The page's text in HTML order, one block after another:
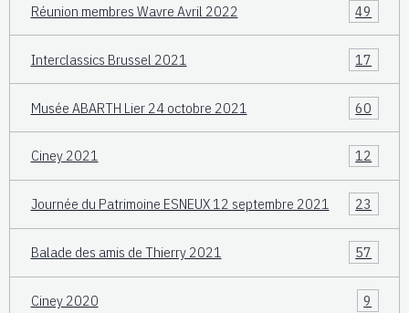
Réunion membres Wavre Avril 2022 49
Interclassics Brussel 2021 17
Musée ABARTH Lier 24 octobre 2021 60
Ciney 2021 12
Journée du Patrimoine ESNEUX 12 septembre 2021 23
Balade des amis de Thierry 2021 57
Ciney 2020 9